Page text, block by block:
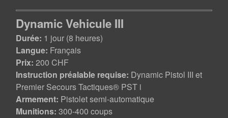
Dynamic Vehicule III
Durée: 1 jour (8 heures)
Langue: Français
Prix: 200 CHF
Instruction préalable requise: Dynamic Pistol III et
Premier Secours Tactiques® PST i
Armement: Pistolet semi-automatique
Munitions: 300-400 coups